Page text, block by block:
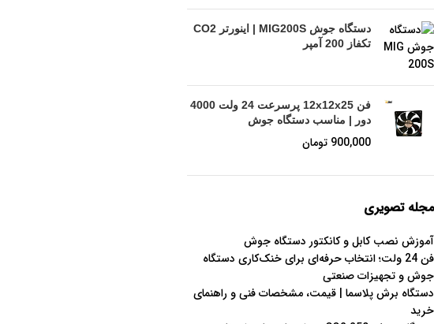
دستگاه جوش MIG200S | اینورتر CO2
تکفاز 200 آمپر
فن 12x12x25 پرسرعت 24 ولت 4000
دور | مناسب دستگاه جوش
900,000 تومان
مجله تصویری
آموزش نصب کابل و کانکتور دستگاه جوش
فن 24 ولت؛ انتخاب حرفه‌ای برای خنک‌کاری دستگاه
جوش و تجهیزات صنعتی
دستگاه برش پلاسما | قیمت، مشخصات فنی و راهنمای
خرید